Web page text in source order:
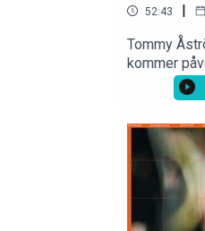
52:43 |
Tommy
kommer
Stefan
jobb?